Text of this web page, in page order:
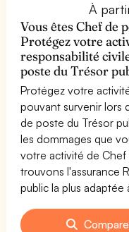
À
Vous êtes Chef de
Protégez votre
responsabilité
poste du Trésor
Protégez votre
pouvant survenir lors
de poste du Trésor
les dommages que
votre activité de Chef
trouvons l'assurance
public la plus